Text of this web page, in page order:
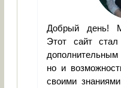
Добрый день!
Этот сайт
дополнительным
но и
своими